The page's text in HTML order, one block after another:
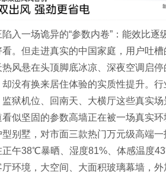
入一场诡异的“参数内卷”：能效比
看。但走进真实的中国家庭，用户吐
风悬在头顶脚底冰凉、深夜空调启
没有换来居住体验的实质性提升。
狱机位、回南天、大横厅这些真实
似坚固的参数高墙正在被一场真实
别墅，对市面三款热门万元级高端
正午38℃暴晒、湿度81%、体感温度
环境，大空间、大面积玻璃幕墙，